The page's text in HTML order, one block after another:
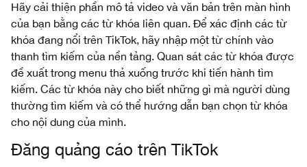
Hãy cải thiện phần mô tả video và văn bản trên màn hình
của bạn bằng các từ khóa liên quan. Để xác định các từ
khóa đang nổi trên TikTok, hãy nhập một từ chính vào
thanh tìm kiếm của nền tảng. Quan sát các từ khóa được
đề xuất trong menu thả xuống trước khi tiến hành tìm
kiếm. Các từ khóa này cho biết những gì mà người dùng
thường tìm kiếm và có thể hướng dẫn bạn chọn từ khóa
cho nội dung của mình.
Đăng quảng cáo trên TikTok